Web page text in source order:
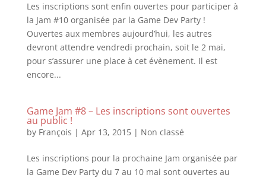
Les inscriptions sont enfin ouvertes pour participer à
la Jam #10 organisée par la Game Dev Party !
Ouvertes aux membres aujourd’hui, les autres
devront attendre vendredi prochain, soit le 2 mai,
pour s’assurer une place à cet évènement. Il est
encore...
Game Jam #8 – Les inscriptions sont ouvertes
au public !
by François | Apr 13, 2015| Non classé
Les inscriptions pour la prochaine Jam organisée par
la Game Dev Party du 7 au 10 mai sont ouvertes au